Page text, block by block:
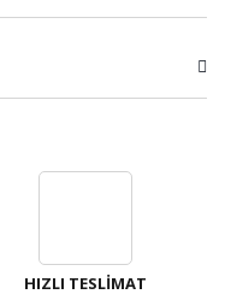
HIZLI TESLİMAT